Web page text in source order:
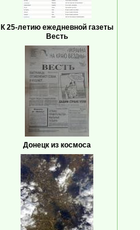
К 25-летию ежедневной газеты
Весть
Донецк из космоса